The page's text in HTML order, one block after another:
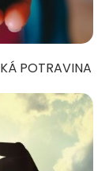
POTRAVINA